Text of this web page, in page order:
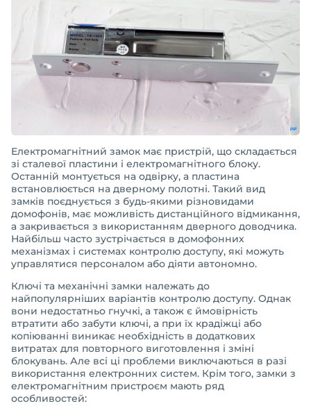
Електромагнітний замок має пристрій, що складається
зі сталевої пластини і електромагнітного блоку.
Останній монтується на одвірку, а пластина
встановлюється на дверному полотні. Такий вид
замків поєднується з будь-якими різновидами
домофонів, має можливість дистанційного відмикання,
а закривається з використанням дверного доводчика.
Найбільш часто зустрічається в домофонних
механізмах і системах контролю доступу, які можуть
управлятися персоналом або діяти автономно.
Ключі та механічні замки належать до
найпопулярніших варіантів контролю доступу. Однак
вони недостатньо гнучкі, а також є ймовірність
втратити або забути ключі, а при їх крадіжці або
копіюванні виникає необхідність в додаткових
витратах для повторного виготовлення і зміні
блокувань. Але всі ці проблеми виключаються в разі
використання електронних систем. Крім того, замки з
електромагнітним пристроєм мають ряд
особливостей: